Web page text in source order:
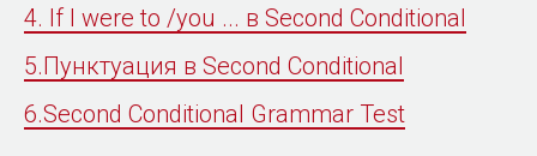
4. If I were to /you ... в Second Conditional
5.Пунктуация в Second Conditional
6.Second Conditional Grammar Test